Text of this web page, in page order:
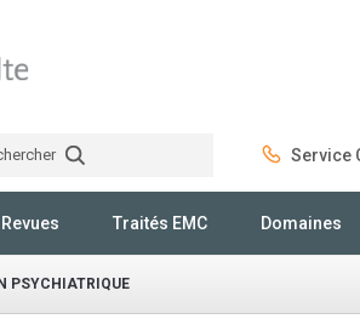
Service
Revues Traités EMC Domaines
PSYCHIATRIQUE